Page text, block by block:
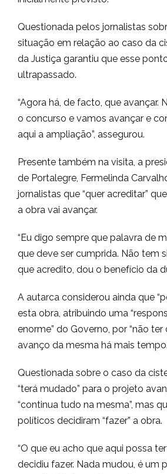
Questionada pelos jornalistas
situação em relação ao caso da
da Justiça garantiu que esse
ultrapassado.
“Agora há, de facto, que avançar.
o concurso e vamos avançar e
aqui a ampliação”, assegurou.
Presente também na visita, a
de Portalegre, Fermelinda
jornalistas que “quer acreditar”
a obra vai avançar.
“Eu digo sempre que palavra de
que deve ser cumprida. Não tem
que acredito, dou o benefício da
A autarca considerou ainda que
esta obra, atribuindo uma
enorme” do Governo, por “não
avanço da mesma há mais tempo.
Questionada sobre o caso da
“terá mudado” para o projeto
“continua tudo na mesma”, mas
políticos decidiram “fazer” a obra.
“O que eu acho que aqui possa
decidiu fazer. Nada mudou, é um